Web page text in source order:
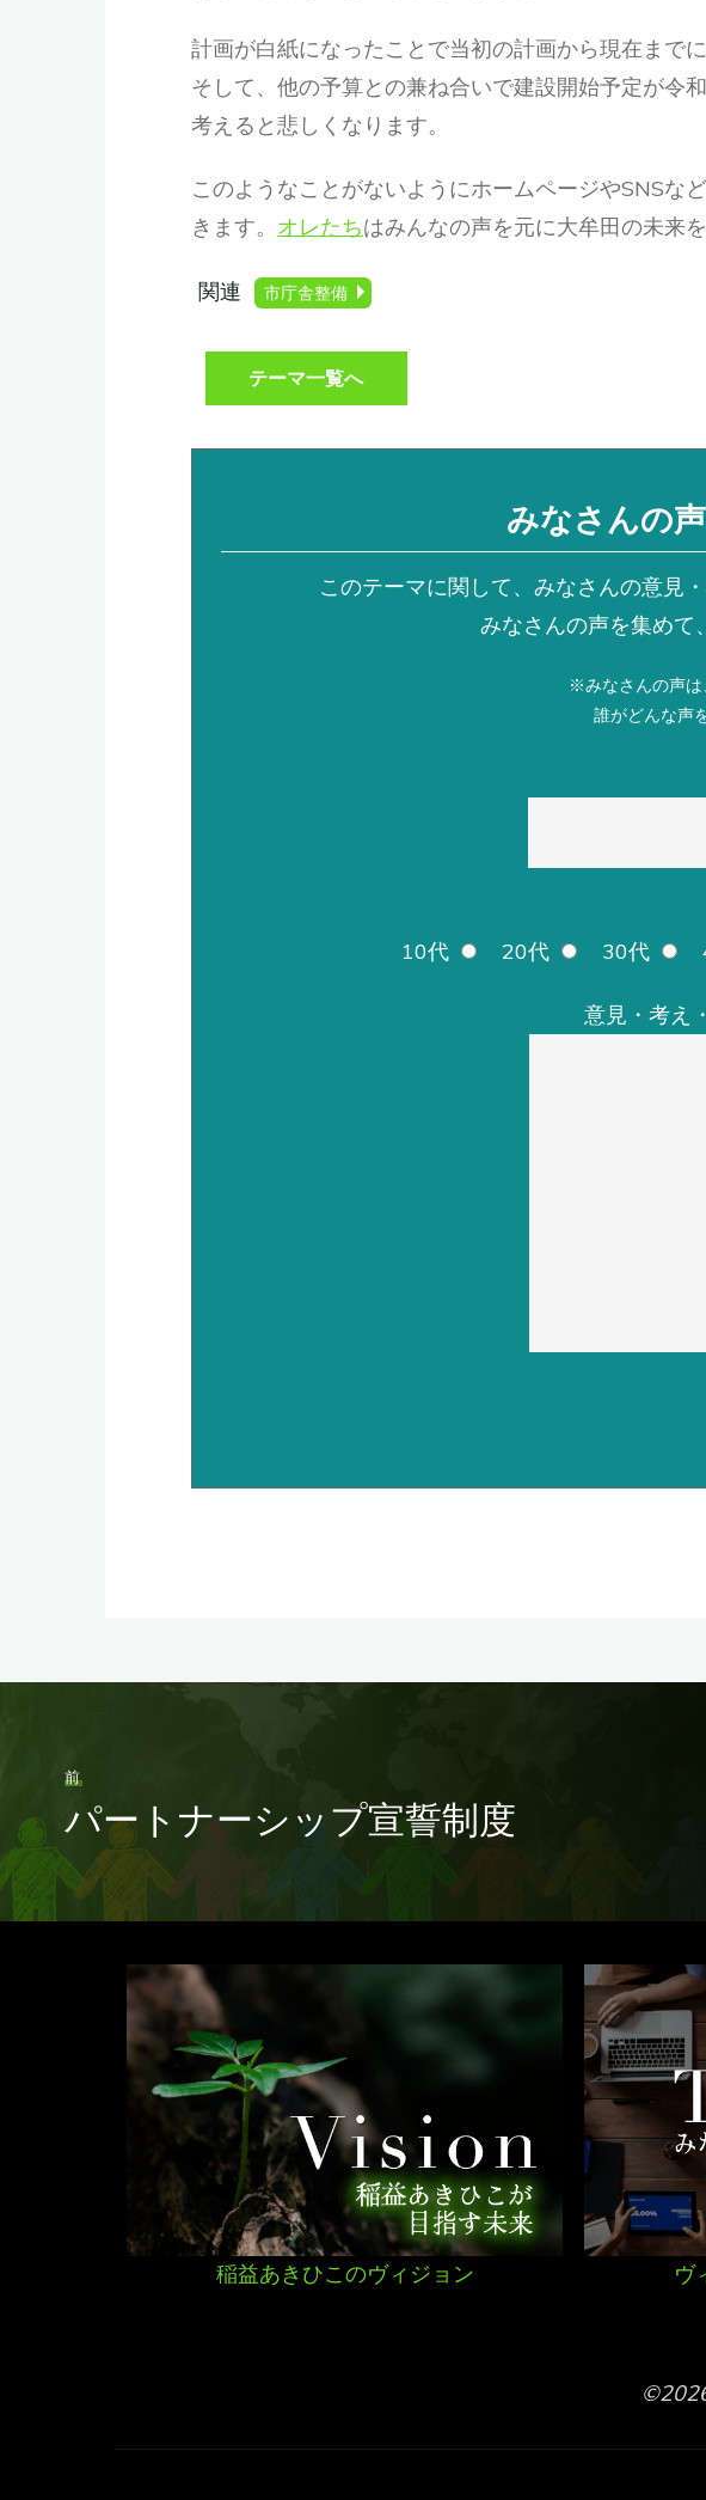
計画が白紙になったことで当初の計画から現在まで
そして、他の予算との兼ね合いで建設開始予定が令
考えると悲しくなります。
このようなことがないようにホームページやSNSな
きます。 オレたちはみんなの声を元に大牟田の未来
関連 市庁舎整備
テーマ一覧へ
みなさんの
このテーマに関して、みなさんの意見
みなさんの声を集めて
※みなさんの声は
誰がどんな声
10代
20代 30代
意見・考え
前
パートナーシップ宣誓制度
稲益あきひこのヴィジョン ヴ